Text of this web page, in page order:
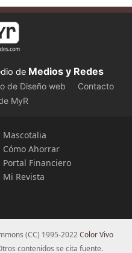
de Medios y Redes
de Diseño web
Contacto
MyR
Mascotalia
Cómo Ahorrar
Portal Financiero
Mi Revista
(CC) 1995-2022Color Vivo
contenidos se cita fuente.